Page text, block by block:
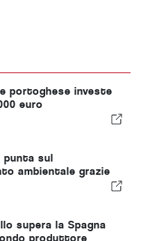
portoghese investe
euro
idrico
punta sul
ambientale grazie
supera la Spagna
produttore